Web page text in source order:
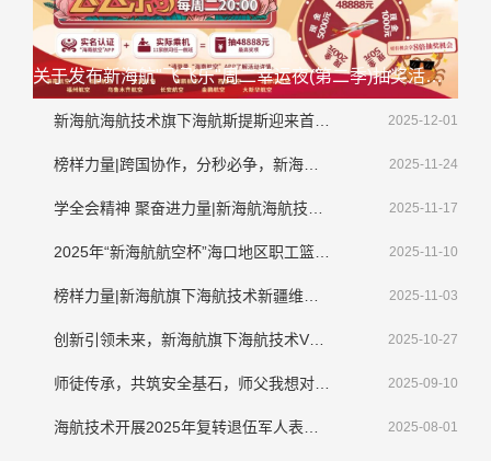
关于发布新海航"飞飞乐"周二幸运夜(第二季)抽奖活动延期公告的通知
新海航海航技术旗下海航斯提斯迎来首架大韩航空整机喷涂业务 2025-12-01
榜样力量|跨国协作，分秒必争，新海航海航技术顺利完成境外紧急排故工作 2025-11-24
学全会精神 聚奋进力量|新海航海航技术干部员工畅谈学习贯彻落实党的二十届四中全会精神 2025-11-17
2025年“新海航航空杯”海口地区职工篮球赛圆满收官 2025-11-10
榜样力量|新海航旗下海航技术新疆维修基地侯新宇： 拾金不昧显担当，诚信美德传清风​ 2025-11-03
创新引领未来，新海航旗下海航技术VR机务技能培训应用系统亮相第三届CATA航空大会 2025-10-27
师徒传承，共筑安全基石，师父我想对您说 2025-09-10
海航技术开展2025年复转退伍军人表彰大会暨座谈会 2025-08-01